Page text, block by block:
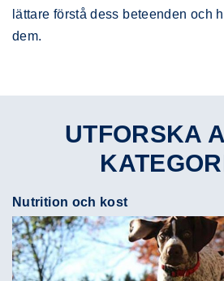
lättare förstå dess beteenden och
dem.
UTFORSKA
Nutrition och kost